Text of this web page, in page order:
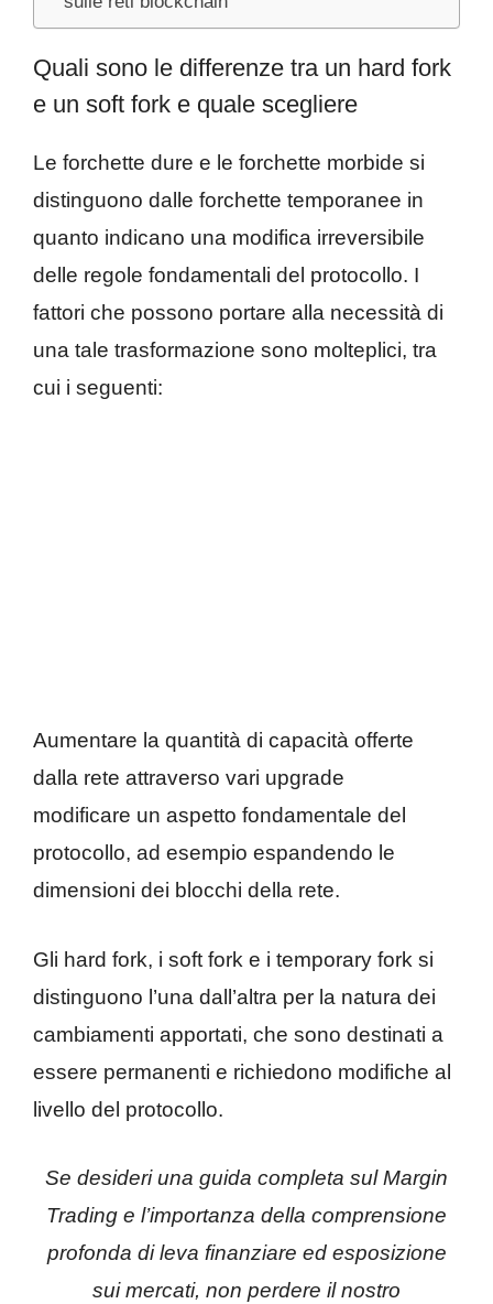
Quali sono le differenze tra un hard fork
e un soft fork e quale scegliere
Le forchette dure e le forchette morbide si
distinguono dalle forchette temporanee in
quanto indicano una modifica irreversibile
delle regole fondamentali del protocollo. I
fattori che possono portare alla necessità di
una tale trasformazione sono molteplici, tra
cui i seguenti:
Aumentare la quantità di capacità offerte
dalla rete attraverso vari upgrade
modificare un aspetto fondamentale del
protocollo, ad esempio espandendo le
dimensioni dei blocchi della rete.
Gli hard fork, i soft fork e i temporary fork si
distinguono l’una dall’altra per la natura dei
cambiamenti apportati, che sono destinati a
essere permanenti e richiedono modifiche al
livello del protocollo.
Se desideri una guida completa sul Margin
Trading e l’importanza della comprensione
profonda di leva finanziare ed esposizione
sui mercati, non perdere il nostro